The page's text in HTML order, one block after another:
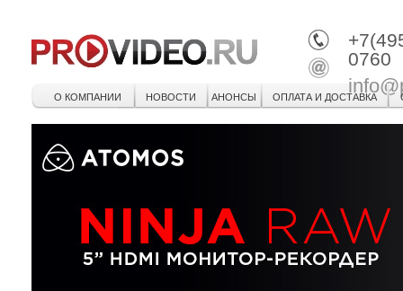
0760
О КОМПАНИИ НОВОСТИ АНОНСЫ ОПЛАТА И ДОСТАВКА